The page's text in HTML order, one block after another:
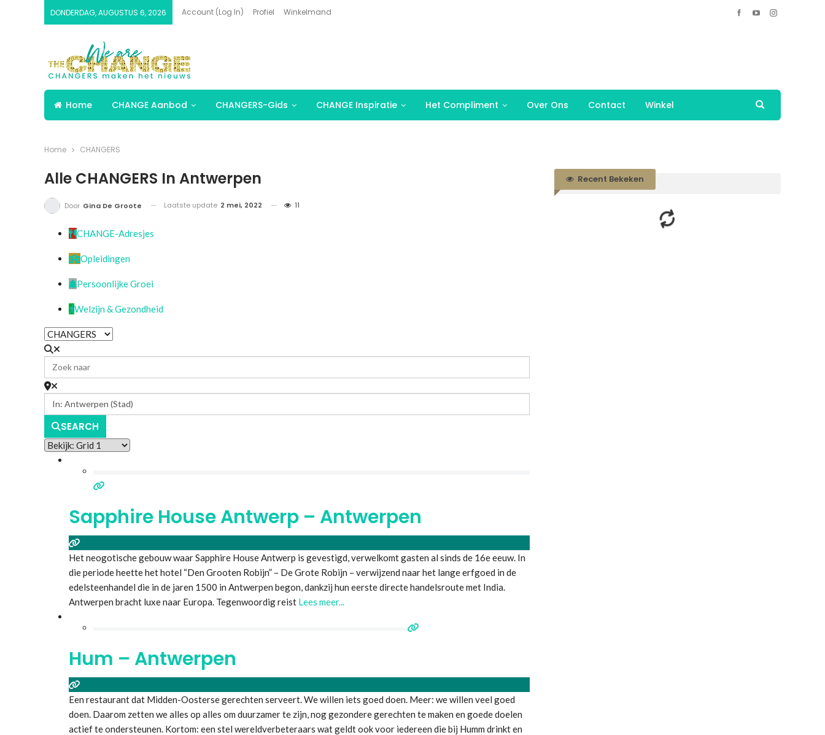
DONDERDAG, AUGUSTUS 6, 2026 Account (Log In) Profiel Winkelmand
Home CHANGE Aanbod CHANGERS-Gids CHANGE Inspiratie Het Compliment Over Ons Contact Winkel
Home CHANGERS
Alle CHANGERS In Antwerpen
Door Gina De Groote Laatste update 2 mei, 2022 11
CHANGE-Adresjes
Opleidingen
Persoonlijke Groei
Welzijn & Gezondheid
SEARCH
Sapphire House Antwerp – Antwerpen
Het neogotische gebouw waar Sapphire House Antwerp is gevestigd, verwelkomt gasten al sinds de 16e eeuw. In
die periode heette het hotel “Den Grooten Robijn” – De Grote Robijn – verwijzend naar het lange erfgoed in de
edelsteenhandel die in de jaren 1500 in Antwerpen begon, dankzij hun eerste directe handelsroute met India.
Antwerpen bracht luxe naar Europa. Tegenwoordig reist Lees meer...
Hum – Antwerpen
Een restaurant dat Midden-Oosterse gerechten serveert. We willen iets goed doen. Meer: we willen veel goed
doen. Daarom zetten we alles op alles om duurzamer te zijn, nog gezondere gerechten te maken en goede doelen
actief te ondersteunen. Kortom: een stel wereldverbeteraars wat geldt ook voor iedereen die bij Humm drinkt en
Recent Bekeken